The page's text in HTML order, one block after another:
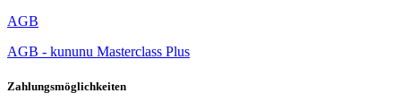
AGB
AGB - kununu Masterclass Plus
Zahlungsmöglichkeiten